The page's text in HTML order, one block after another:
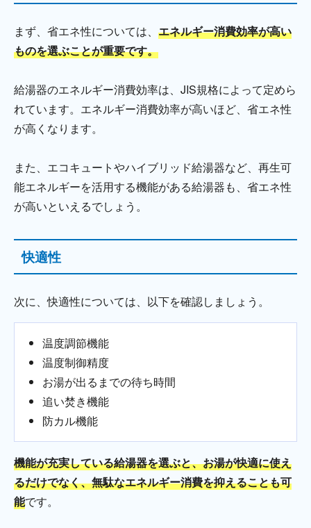
まず、省エネ性については、 エネルギー消費効率が高い
ものを選ぶことが重要です。
給湯器のエネルギー消費効率は、JIS規格によって定めら
れています。エネルギー消費効率が高いほど、省エネ性
が高くなります。
また、エコキュートやハイブリッド給湯器など、再生可
能エネルギーを活用する機能がある給湯器も、省エネ性
が高いといえるでしょう。
快適性
次に、快適性については、以下を確認しましょう。
温度調節機能
温度制御精度
お湯が出るまでの待ち時間
追い焚き機能
防カル機能
機能が充実している給湯器を選ぶと、お湯が快適に使え
るだけでなく、無駄なエネルギー消費を抑えることも可
能です。